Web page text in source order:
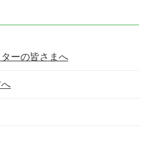
ーの皆さまへ